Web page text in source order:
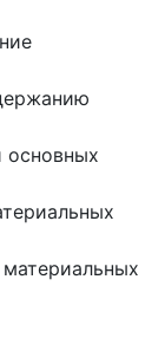
основных